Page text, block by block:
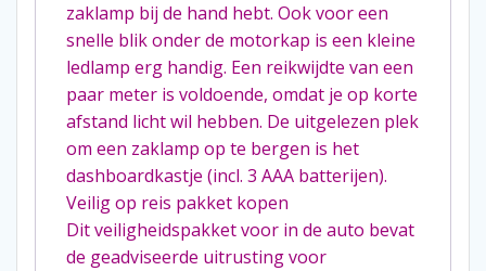
zaklamp bij de hand hebt. Ook voor een
snelle blik onder de motorkap is een kleine
ledlamp erg handig. Een reikwijdte van een
paar meter is voldoende, omdat je op korte
afstand licht wil hebben. De uitgelezen plek
om een zaklamp op te bergen is het
dashboardkastje (incl. 3 AAA batterijen).
Veilig op reis pakket kopen
Dit veiligheidspakket voor in de auto bevat
de geadviseerde uitrusting voor